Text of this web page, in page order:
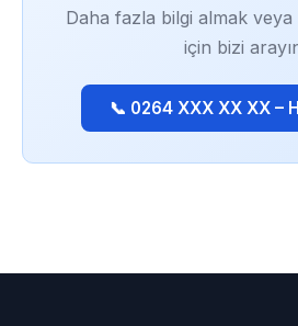
Daha fazla bilgi almak veya
için bizi
📞 0264 XXX XX XX –